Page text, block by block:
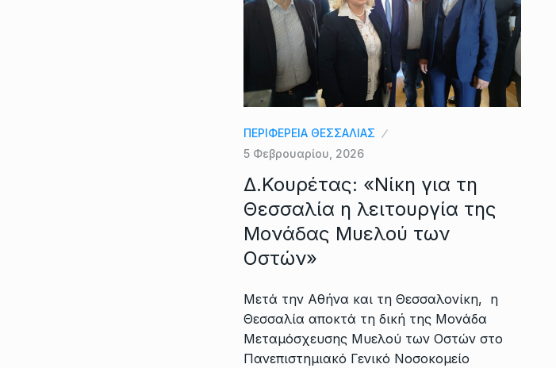
ΠΕΡΙΦΕΡΕΙΑ ΘΕΣΣΑΛΙΑΣ
5 Φεβρουαρίου, 2026
Δ.Κουρέτας: «Νίκη για τη
Θεσσαλία η λειτουργία της
Μονάδας Μυελού των
Οστών»
Μετά την Αθήνα και τη Θεσσαλονίκη, η
Θεσσαλία αποκτά τη δική της Μονάδα
Μεταμόσχευσης Μυελού των Οστών στο
Πανεπιστημιακό Γενικό Νοσοκομείο